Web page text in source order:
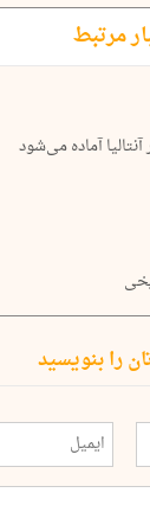
مرتبط
آماده می‌شود
را بنویسید